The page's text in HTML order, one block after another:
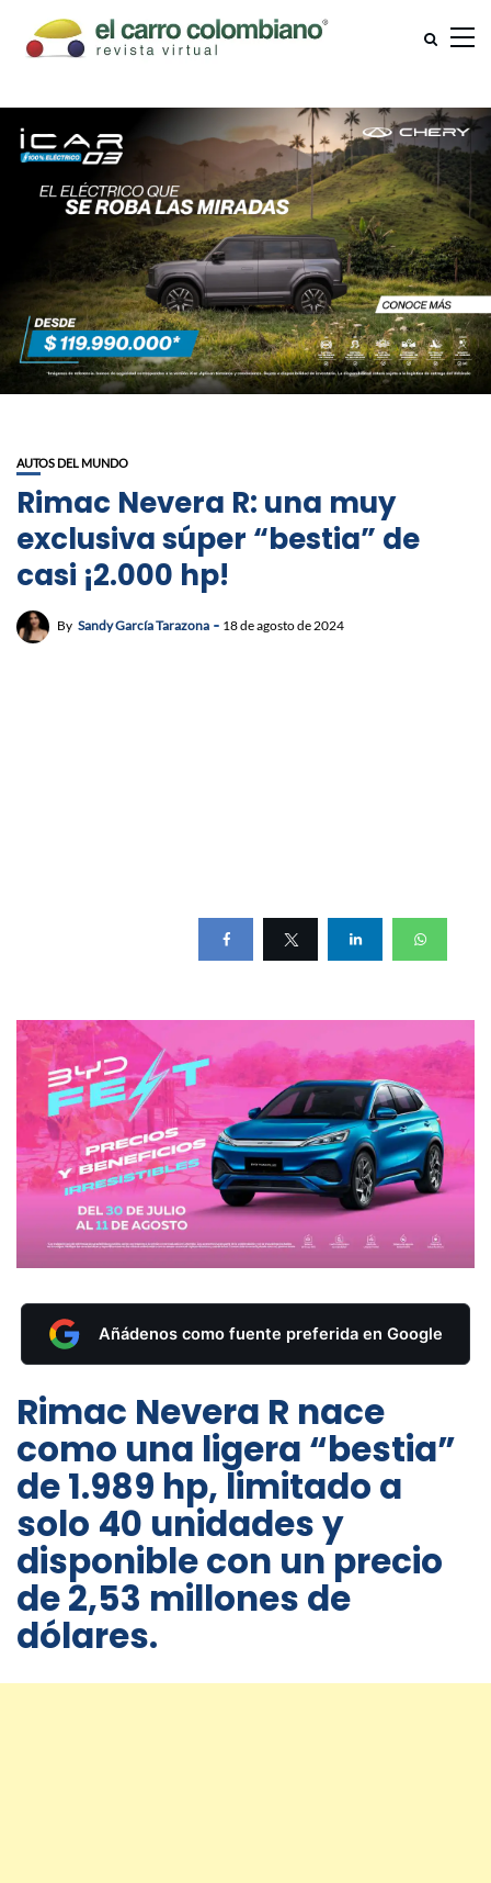
AUTOS DEL MUNDO
Rimac Nevera R: una muy
exclusiva súper “bestia” de
casi ¡2.000 hp!
By Sandy García Tarazona 18 de agosto de 2024
Añádenos como fuente preferida en Google
Rimac Nevera R nace
como una ligera “bestia”
de 1.989 hp, limitado a
solo 40 unidades y
disponible con un precio
de 2,53 millones de
dólares.